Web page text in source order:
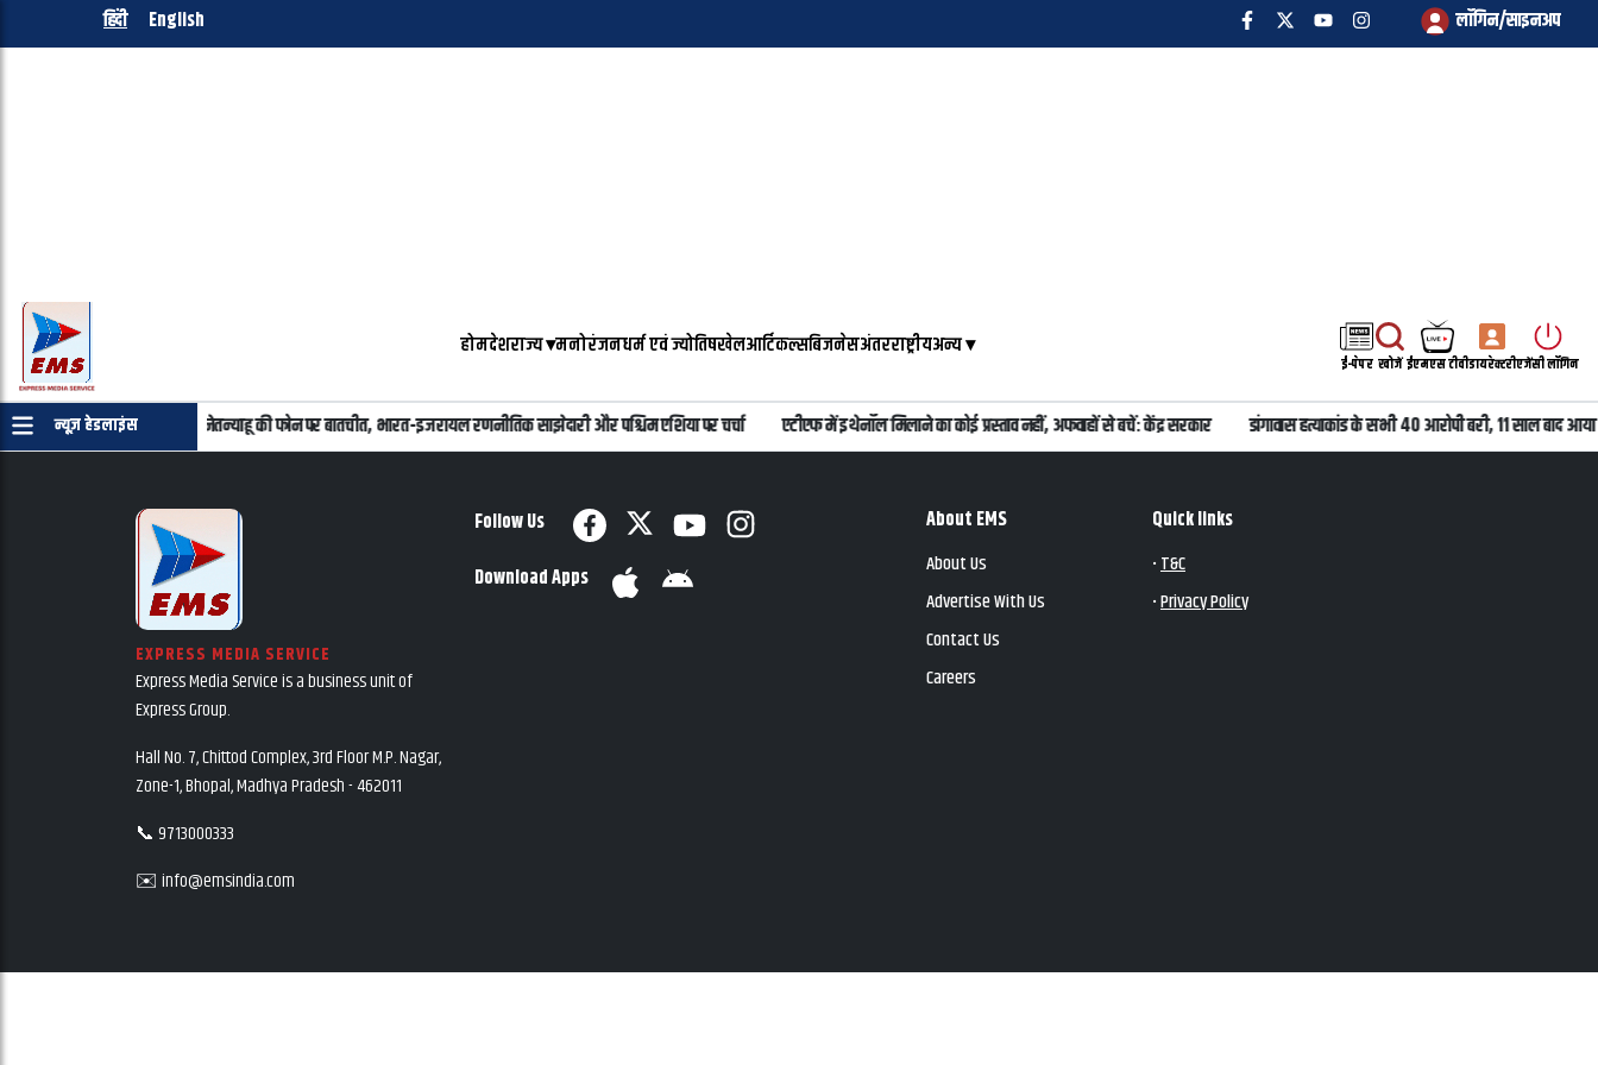
हिंदी English लॉगिन/साइनअप
होमदेशराज्य▾मनोरंजनधर्म एवं ज्योतिषखेलआर्टिकल्सबिजनेसअंतरराष्ट्रीयअन्य▾
ई-पेपर खोजें ईएमएस टीवीडायरेक्टरीएजेंसी लॉगिन
न्यूज़ हेडलाइंस
नहीं पीएम मोदी और नेतन्याहू की फोन पर बातचीत, भारत-इजरायल रणनीतिक साझेदारी और पश्चिम एशिया पर चर्चा एटीएफ में इथेनॉल मिलाने का कोई प्रस्ताव नहीं, अफवाहों से बचें: केंद्र सरकार डांगावास हत्याकांड के सभी 40 आरोपी बरी, 11 साल बाद
EXPRESS MEDIA SERVICE
Express Media Service is a business unit of
Express Group.
Hall No. 7, Chittod Complex, 3rd Floor M.P. Nagar,
Zone-1, Bhopal, Madhya Pradesh - 462011
📞 9713000333
✉️ info@emsindia.com
Follow Us
Download Apps
About EMS
About Us
Advertise With Us
Contact Us
Careers
Quick links
•T&C
•Privacy Policy